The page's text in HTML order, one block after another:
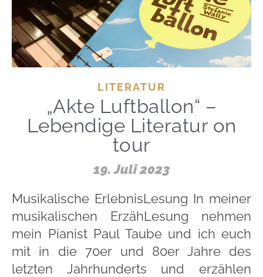
LITERATUR
„Akte Luftballon“ –
Lebendige Literatur on
tour
19. Juli 2023
Musikalische ErlebnisLesung In meiner
musikalischen ErzähLesung nehmen
mein Pianist Paul Taube und ich euch
mit in die 70er und 80er Jahre des
letzten Jahrhunderts und erzählen